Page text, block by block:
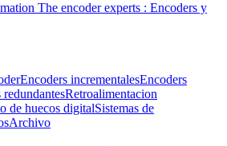
The encoder experts : Encoders y
Encoders incrementalesEncoders
redundantesRetroalimentacion
de huecos digitalSistemas de
Archivo